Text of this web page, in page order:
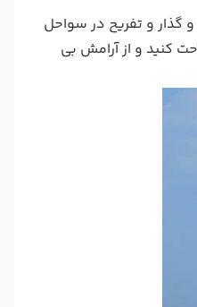
و تفریح در سواحل
کنید و از آرامش بی